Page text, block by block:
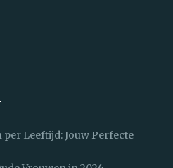
per Leeftijd: Jouw Perfecte